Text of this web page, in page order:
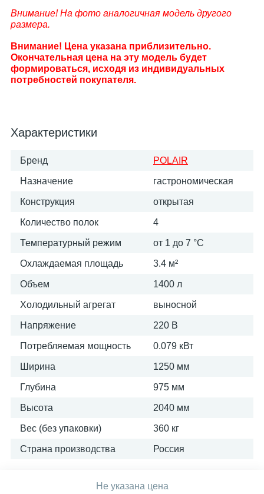
Внимание! На фото аналогичная модель другого
размера.
Внимание! Цена указана приблизительно.
Окончательная цена на эту модель будет
формироваться, исходя из индивидуальных
потребностей покупателя.
Характеристики
Бренд POLAIR
Назначение гастрономическая
Конструкция открытая
Количество полок 4
Температурный режим от 1 до 7 °C
Охлаждаемая площадь 3.4 м²
Объем 1400 л
Холодильный агрегат выносной
Напряжение 220 В
Потребляемая мощность 0.079 кВт
Ширина 1250 мм
Глубина 975 мм
Высота 2040 мм
Вес (без упаковки) 360 кг
Страна производства Россия
Не указана цена